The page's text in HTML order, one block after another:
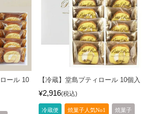
ール 10
【冷蔵】堂島プティロール 10個入
¥2,916 税込
冷蔵便 焼菓子人気No1 焼菓子